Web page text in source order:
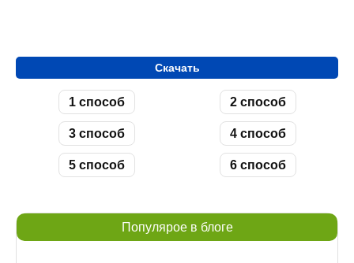
Скачать
1 способ 2 способ
3 способ 4 способ
5 способ 6 способ
Популярое в блоге